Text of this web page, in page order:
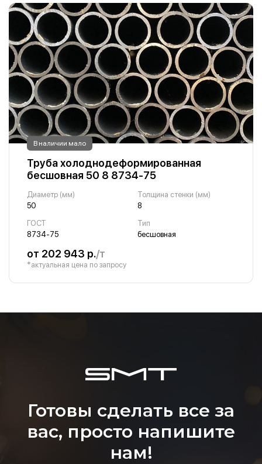
В наличии мало
Труба холоднодеформированная
бесшовная 50 8 8734-75
Диаметр (мм)
50
Толщина стенки (мм)
8
ГОСТ
8734-75
Тип
бесшовная
от 202 943 р./т
*актуальная цена по запросу
Готовы сделать все за
вас, просто напишите
нам!